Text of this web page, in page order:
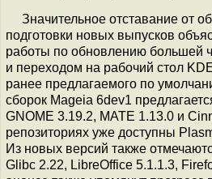
Значительное отставание от
подготовки новых выпусков
работы по обновлению большей
и переходом на рабочий стол
ранее предлагаемого по
сборок Mageia 6dev1
GNOME 3.19.2, MATE 1.13.0 и
репозиториях уже доступны
Из новых версий также
Glibc 2.22, LibreOffice 5.1.1.3,